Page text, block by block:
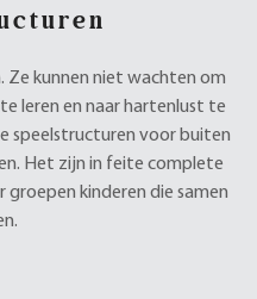
Ze kunnen niet wachten om
leren en naar hartenlust te
speelstructuren voor buiten
Het zijn in feite complete
groepen kinderen die samen